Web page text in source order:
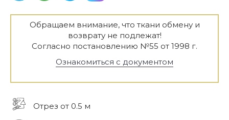
Обращаем внимание, что ткани обмену и
возврату не подлежат!
Согласно постановлению №55 от 1998 г.
Ознакомиться с документом
Отрез от 0.5 м